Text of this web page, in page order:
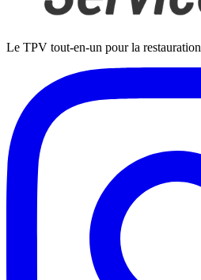
Le TPV tout-en-un pour la restauration